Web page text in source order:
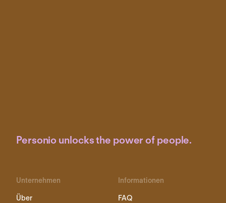
Personio unlocks the power of people.
Unternehmen
Über
Informationen
FAQ